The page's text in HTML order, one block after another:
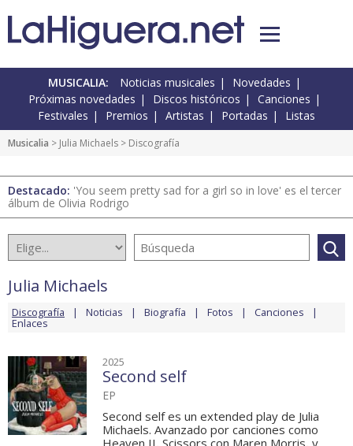
MUSICALIA: Noticias musicales
Novedades
Próximas novedades
Discos históricos
Canciones
Festivales
Premios Artistas Portadas Listas
Musicalia > Julia Michaels > Discografía
Destacado: 'You seem pretty sad for a girl so in love' es el tercer
álbum de Olivia Rodrigo
Julia Michaels
Discografía Noticias Biografía Fotos Canciones
Enlaces
2025
Second self
EP
Second self es un extended play de Julia
Michaels. Avanzado por canciones como